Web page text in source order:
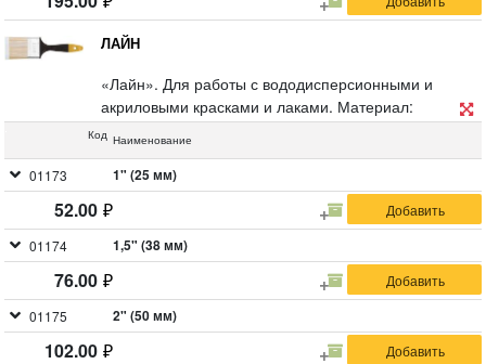
ЛАЙН
«Лайн». Для работы с вододисперсионными и
акриловыми красками и лаками. Материал:
искусственная щетина, пластиковая ручка.
Код Наименование
01173 1" (25 мм)
52.00
01174 1,5" (38 мм)
76.00
01175 2" (50 мм)
102.00